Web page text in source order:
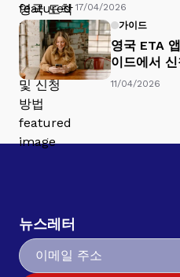
17/04/2026
가이드
영국 ETA
이드에서
11/04/2026
뉴스레터